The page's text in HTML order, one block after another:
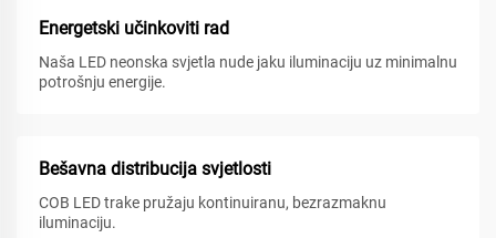
Energetski učinkoviti rad
Naša LED neonska svjetla nude jaku iluminaciju uz minimalnu
potrošnju energije.
Bešavna distribucija svjetlosti
COB LED trake pružaju kontinuiranu, bezrazmaknu
iluminaciju.